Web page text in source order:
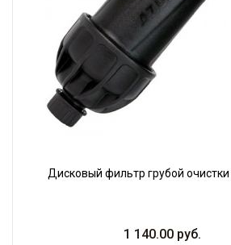
Дисковый фильтр грубой очистки
1 140.00 руб.